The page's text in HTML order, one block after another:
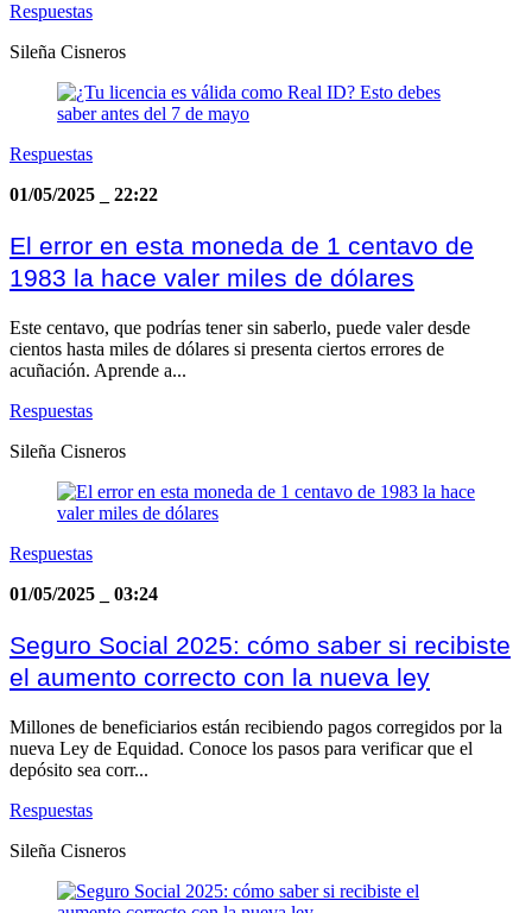
Respuestas
Sileña Cisneros
Respuestas
01/05/2025
22:22
El error en esta moneda de 1 centavo de
1983 la hace valer miles de dólares
Este centavo, que podrías tener sin saberlo, puede valer desde
cientos hasta miles de dólares si presenta ciertos errores de
acuñación. Aprende a...
Respuestas
Sileña Cisneros
Respuestas
01/05/2025
03:24
Seguro Social 2025: cómo saber si recibiste
el aumento correcto con la nueva ley
Millones de beneficiarios están recibiendo pagos corregidos por la
nueva Ley de Equidad. Conoce los pasos para verificar que el
depósito sea corr...
Respuestas
Sileña Cisneros